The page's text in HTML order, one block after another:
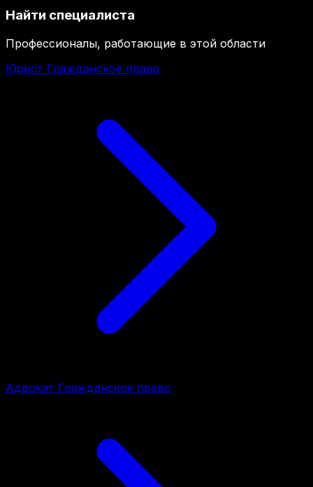
Найти специалиста
Профессионалы, работающие в этой области
Юрист Гражданское право
Адвокат Гражданское право